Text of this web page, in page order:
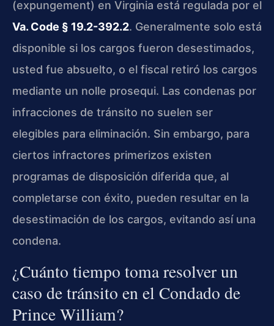
(expungement) en Virginia está regulada por el
Va. Code § 19.2-392.2. Generalmente solo está
disponible si los cargos fueron desestimados,
usted fue absuelto, o el fiscal retiró los cargos
mediante un nolle prosequi. Las condenas por
infracciones de tránsito no suelen ser
elegibles para eliminación. Sin embargo, para
ciertos infractores primerizos existen
programas de disposición diferida que, al
completarse con éxito, pueden resultar en la
desestimación de los cargos, evitando así una
condena.
¿Cuánto tiempo toma resolver un
caso de tránsito en el Condado de
Prince William?